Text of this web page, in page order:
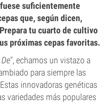
suficientemente
que, según dicen,
tu cuarto de cultivo
próximas cepas favoritas.
", echamos un vistazo a
para siempre las
innovadoras genéticas
variedades más populares